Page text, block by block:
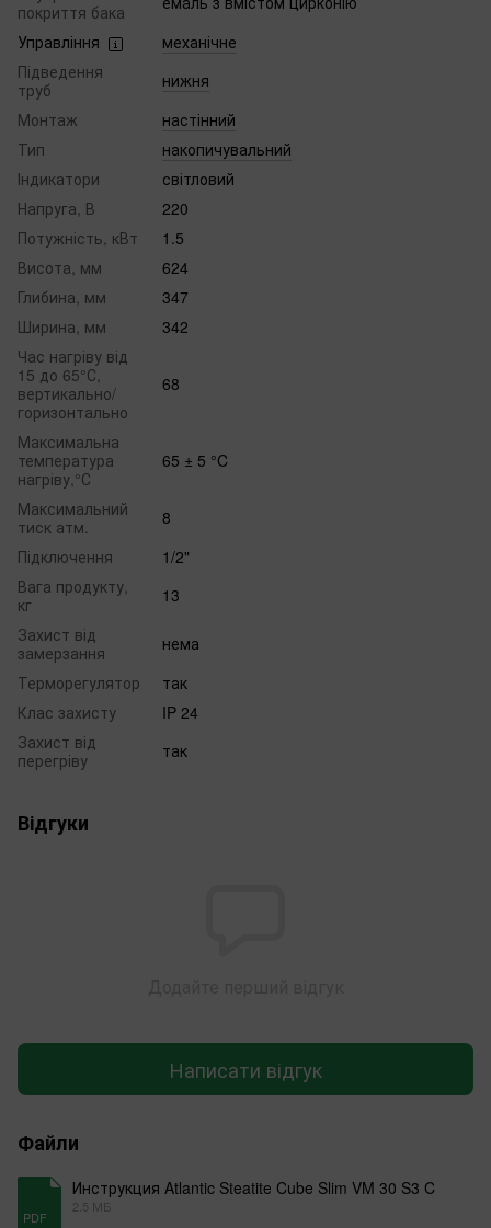
покриття бака
Управління
механічне
Підведення
труб
нижня
Монтаж
настінний
Тип
накопичувальний
Індикатори
світловий
Напруга, В
220
Потужність, кВт
1.5
Висота, мм
624
Глибина, мм
347
Ширина, мм
342
Час нагріву від
15 до 65°С,
вертикально/
горизонтально
68
Максимальна
температура
нагріву,°С
65 ± 5 °C
Максимальний
тиск атм.
8
Підключення
1/2"
Вага продукту,
кг
13
Захист від
замерзання
нема
Терморегулятор
так
Клас захисту
IP 24
Захист від
перегріву
так
Відгуки
Написати відгук
Файли
PDF
Инструкция Atlantic Steatite Cube Slim VM 30 S3 C
2.5 МБ